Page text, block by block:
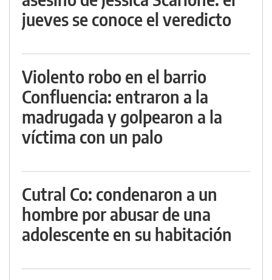
jueves se conoce el veredicto
Violento robo en el barrio
Confluencia: entraron a la
madrugada y golpearon a la
víctima con un palo
Cutral Co: condenaron a un
hombre por abusar de una
adolescente en su habitación